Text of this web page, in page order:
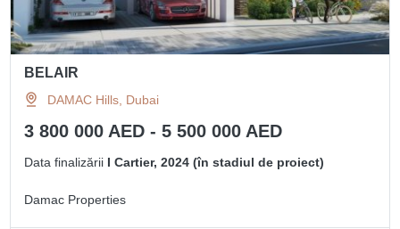
BELAIR
DAMAC Hills, Dubai
3 800 000 AED - 5 500 000 AED
Data finalizării I Cartier, 2024 (în stadiul de proiect)
Damac Properties